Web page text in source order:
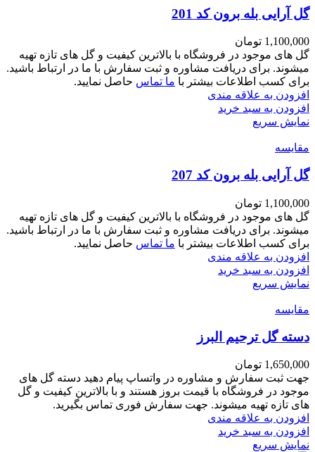
گل آرایی بله برون کد 201
1,100,000 تومان
گل های موجود در فروشگاه با بالاترین کیفیت و گل های تازه تهیه
میشوند. برای دریافت مشاوره و ثبت سفارش با ما در ارتباط باشید.
برای کسب اطلاعات بیشتر با ما تماس حاصل نمایید.
افزودن به علاقه مندی
افزودن به سبد خرید
نمایش سریع
مقايسه
گل آرایی بله برون کد 207
1,100,000 تومان
گل های موجود در فروشگاه با بالاترین کیفیت و گل های تازه تهیه
میشوند. برای دریافت مشاوره و ثبت سفارش با ما در ارتباط باشید.
برای کسب اطلاعات بیشتر با ما تماس حاصل نمایید.
افزودن به علاقه مندی
افزودن به سبد خرید
نمایش سریع
مقايسه
دسته گل ترحیم البرز
1,650,000 تومان
جهت ثبت سفارش و مشاوره در واتساپ پیام دهید دسته گل های
موجود در فروشگاه با قیمت بروز هستند و با بالاترین کیفیت و گل
های تازه تهیه میشوند. جهت سفارش فوری تماس بگیرید.
افزودن به علاقه مندی
افزودن به سبد خرید
نمایش سریع